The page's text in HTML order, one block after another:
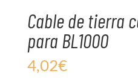
Cable de tierra
para BL1000
4,02€